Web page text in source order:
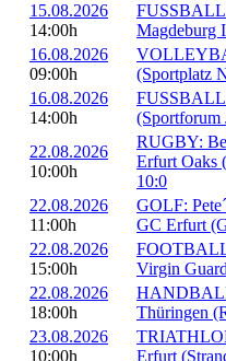
15.08.2026
14:00h
Magdeburg
16.08.2026
09:00h
(Sportplatz
16.08.2026
14:00h
(Sportforum
22.08.2026
10:00h
RUGBY:
Erfurt Oaks
10:0
22.08.2026
11:00h
GOLF:
GC Erfurt
22.08.2026
15:00h
Virgin
22.08.2026
18:00h
Thüringen
23.08.2026
10:00h
Erfurt